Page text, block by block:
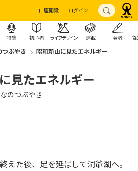
口座開設 ログイン
特集 初心者 ライフデザイン 連載 著者 商
つぶやき 昭和新山に見たエネルギー
見たエネルギー
のつぶやき
えた後、足を延ばして洞爺湖へ。